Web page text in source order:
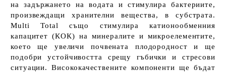
на задържането на водата и стимулира бактериите,
произвеждащи хранителни вещества, в субстрата.
Multi Total също стимулира катионообменния
капацитет (КОК) на минералите и микроелементите,
което ще увеличи почвената плодородност и ще
подобри устойчивостта срещу гъбички и стресови
ситуации. Висококачествените компоненти ще бъдат